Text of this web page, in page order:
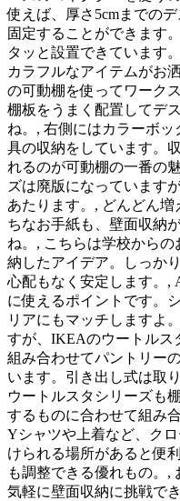
使えば、厚さ5cmまでの
固定することができます
タッと設置できています
カラフルなアイテムがお
の可動棚を使ってワーク
棚板をうまく配置してデ
ね。, 右側にはカラーボ
具の収納をしています。
れるのが可動棚の一番の
ズは廃版になっています
あたります。, どんどん
ちなお手紙も、壁面収納
ね。, こちらは学校から
納したアイデア。しっか
心配もなく安定します。,
に使えるポイントです。
リアにもマッチしますよ
すが、IKEAのウートルス
組み合わせてパントリー
います。引き出し式は取
ウートルスタシリーズも
するものに合わせて組み
Yシャツや上着など、ク
けられる場所があると便
も調整できる優れもの。,
気軽に壁面収納に挑戦で